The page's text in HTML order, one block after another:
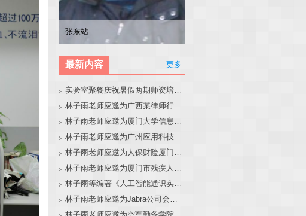
林子雨
张东站
林文水
冯少荣
最新内容 更多
实验室聚餐庆祝暑假两期师资培训班圆满结束
林子雨老师应邀为广西某律师行业培训班做大模型和智能体讲座
林子雨老师应邀为广州应用科技学院做大模型和智能体讲座
林子雨等编著《人工智能通识实践教程》教材官网